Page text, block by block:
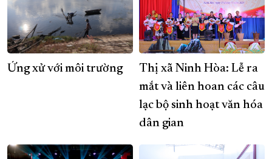
Ứng xử với môi trường
Thị xã Ninh Hòa: Lễ ra
mắt và liên hoan các câu
lạc bộ sinh hoạt văn hóa
dân gian